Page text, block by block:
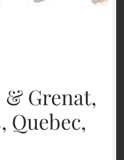
Grenat,
Quebec,